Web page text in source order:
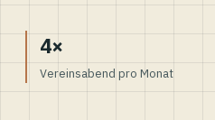
4×
Vereinsabend pro Monat